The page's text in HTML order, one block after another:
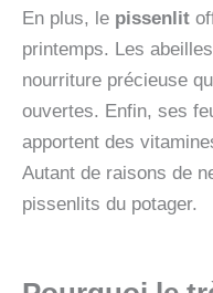
En plus, le pissenlit
printemps. Les
nourriture précieuse
ouvertes. Enfin, ses
apportent des
Autant de raisons de
pissenlits du potager.